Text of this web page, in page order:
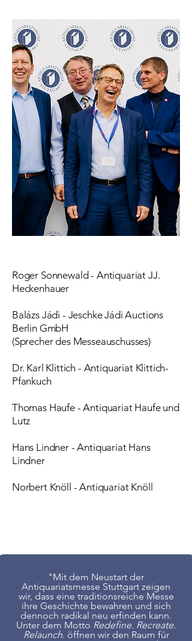
Roger Sonnewald - Antiquariat JJ.
Heckenhauer
Balázs Jádi - Jeschke Jádi Auctions
Berlin GmbH
(Sprecher des Messeauschusses)
Dr. Karl Klittich - Antiquariat Klittich-
Pfankuch
Thomas Haufe - Antiquariat Haufe und
Lutz
Hans Lindner - Antiquariat Hans
Lindner
Norbert Knöll - Antiquariat Knöll
"Mit dem Neustart der
Antiquariatsmesse Stuttgart zeigen
wir, dass eine traditionsreiche Messe
ihre Geschichte bewahren und sich
dennoch radikal neu erfinden kann.
Unter dem Motto Redefine. Recreate.
Relaunch. öffnen wir den Raum für